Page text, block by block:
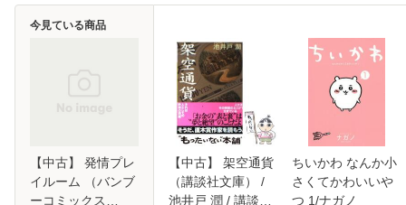
【中古】 発情プレ
イルーム （バンブ
ーコミックス
今見ている商品
【中古】 架空通貨
（講談社文庫） /
池井戸 潤 / 講談社
ちいかわ なんか小
さくてかわいいや
つ 1/ナガノ